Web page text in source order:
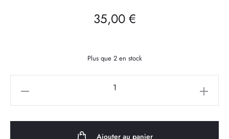
35,00 €
Plus que 2 en stock
Ajouter au panier